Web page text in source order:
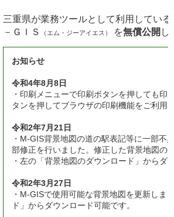
三重県が業務ツールとして利用してい
－ＧＩＳ
（エム・ジーアイエス） を無償公開 し
お知らせ
令和4年8月8日
・印刷メニューで印刷ボタンを押しても印
タンを押してブラウザの印刷機能をご利用
令和2年7月21日
・M-GIS背景地図の道の駅表記等に一部不
部修正を行いました。修正した背景地図の
・左の「背景地図のダウンロード」からダ
令和2年3月27日
・M-GISで使用可能な背景地図を更新しま
ド」からダウンロード可能です。